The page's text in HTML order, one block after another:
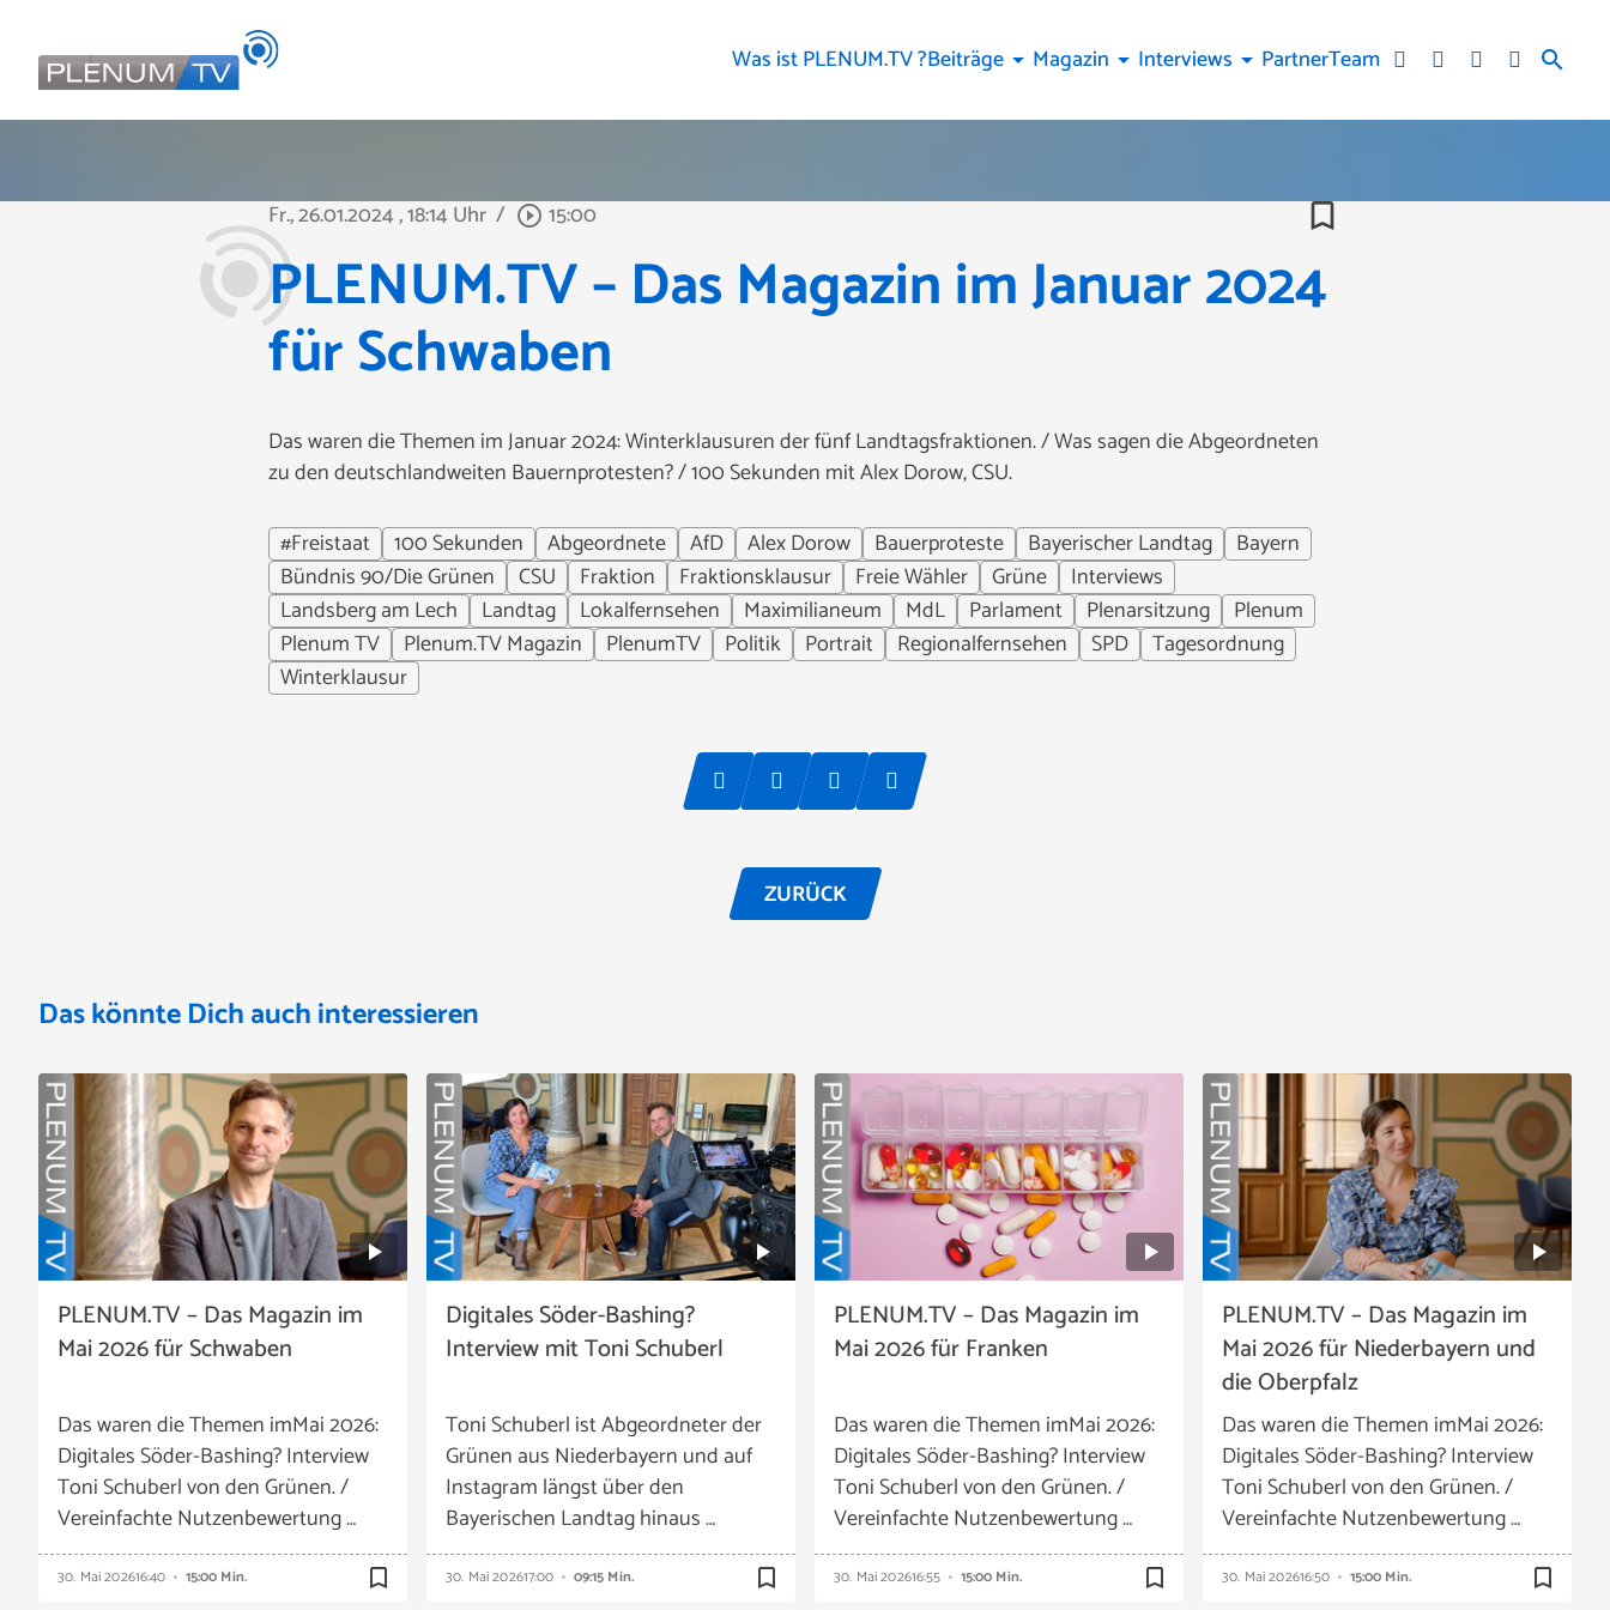
search
Was ist PLENUM.TV ?Beiträge arrow_drop_down Magazin arrow_drop_down Interviews arrow_drop_down PartnerTeam
Fr., 26.01.2024, 18:14 Uhr / play_circle_outline 15:00 bookmark_border
PLENUM.TV – Das Magazin im Januar 2024
für Schwaben
Das waren die Themen im Januar 2024: Winterklausuren der fünf Landtagsfraktionen. / Was sagen die Abgeordneten
zu den deutschlandweiten Bauernprotesten? / 100 Sekunden mit Alex Dorow, CSU.
#Freistaat
100 Sekunden Abgeordnete AfD Alex Dorow Bauerproteste Bayerischer Landtag
Bayern
Bündnis 90/Die Grünen
CSU Fraktion Fraktionsklausur Freie Wähler Grüne
Interviews
Landsberg am Lech
Landtag Lokalfernsehen Maximilianeum MdL Parlament Plenarsitzung
Plenum
Plenum TV
Plenum.TV Magazin PlenumTV Politik Portrait Regionalfernsehen SPD
Tagesordnung
Winterklausur
ZURÜCK
Das könnte Dich auch interessieren
PLENUM.TV – Das Magazin im
Mai 2026 für Schwaben
Das waren die Themen imMai 2026:
Digitales Söder-Bashing? Interview
Toni Schuberl von den Grünen. /
Vereinfachte Nutzenbewertung …
30. Mai 202616:40 15:00 Min. bookmark_border
Digitales Söder-Bashing?
Interview mit Toni Schuberl
Toni Schuberl ist Abgeordneter der
Grünen aus Niederbayern und auf
Instagram längst über den
Bayerischen Landtag hinaus …
30. Mai 202617:00 09:15 Min. bookmark_border
PLENUM.TV – Das Magazin im
Mai 2026 für Franken
Das waren die Themen imMai 2026:
Digitales Söder-Bashing? Interview
Toni Schuberl von den Grünen. /
Vereinfachte Nutzenbewertung …
30. Mai 202616:55 15:00 Min. bookmark_border
PLENUM.TV – Das Magazin im
Mai 2026 für Niederbayern und
die Oberpfalz
Das waren die Themen imMai 2026:
Digitales Söder-Bashing? Interview
Toni Schuberl von den Grünen. /
Vereinfachte Nutzenbewertung …
30. Mai 202616:50 15:00 Min. bookmark_border